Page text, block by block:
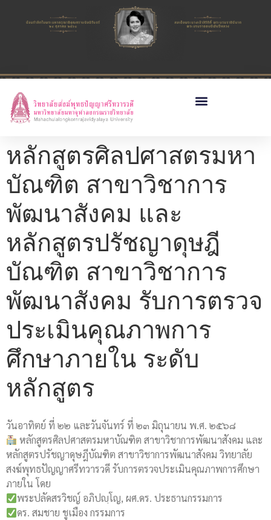
หลักสูตรศิลปศาสตรมหา
บัณฑิต สาขาวิชาการ
พัฒนาสังคม และ
หลักสูตรปรัชญาดุษฎี
บัณฑิต สาขาวิชาการ
พัฒนาสังคม รับการตรวจ
ประเมินคุณภาพการ
ศึกษาภายใน ระดับ
หลักสูตร
วันอาทิตย์ ที่ ๒๒ และวันจันทร์ ที่ ๒๓ มิถุนายน พ.ศ. ๒๕๖๘
หลักสูตรศิลปศาสตรมหาบัณฑิต สาขาวิชาการพัฒนาสังคม และ
หลักสูตรปรัชญาดุษฎีบัณฑิต สาขาวิชาการพัฒนาสังคม วิทยาลัย
สงฆ์พุทธปัญญาศรีทวารวดี รับการตรวจประเมินคุณภาพการศึกษา
ภายใน โดย
พระปลัดสรวิชญ์ อภิปญฺโญ, ผศ.ดร. ประธานกรรมการ
ดร. สมชาย ชูเมือง กรรมการ